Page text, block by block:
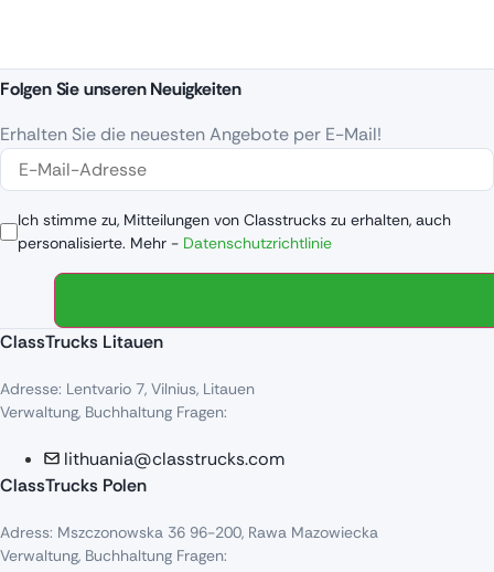
Folgen Sie unseren Neuigkeiten
Erhalten Sie die neuesten Angebote per E-Mail!
Ich stimme zu, Mitteilungen von Classtrucks zu erhalten, auch
personalisierte. Mehr - Datenschutzrichtlinie
ClassTrucks Litauen
Adresse: Lentvario 7, Vilnius, Litauen
Verwaltung, Buchhaltung Fragen:
lithuania@classtrucks.com
ClassTrucks Polen
Adress: Mszczonowska 36 96-200, Rawa Mazowiecka
Verwaltung, Buchhaltung Fragen: